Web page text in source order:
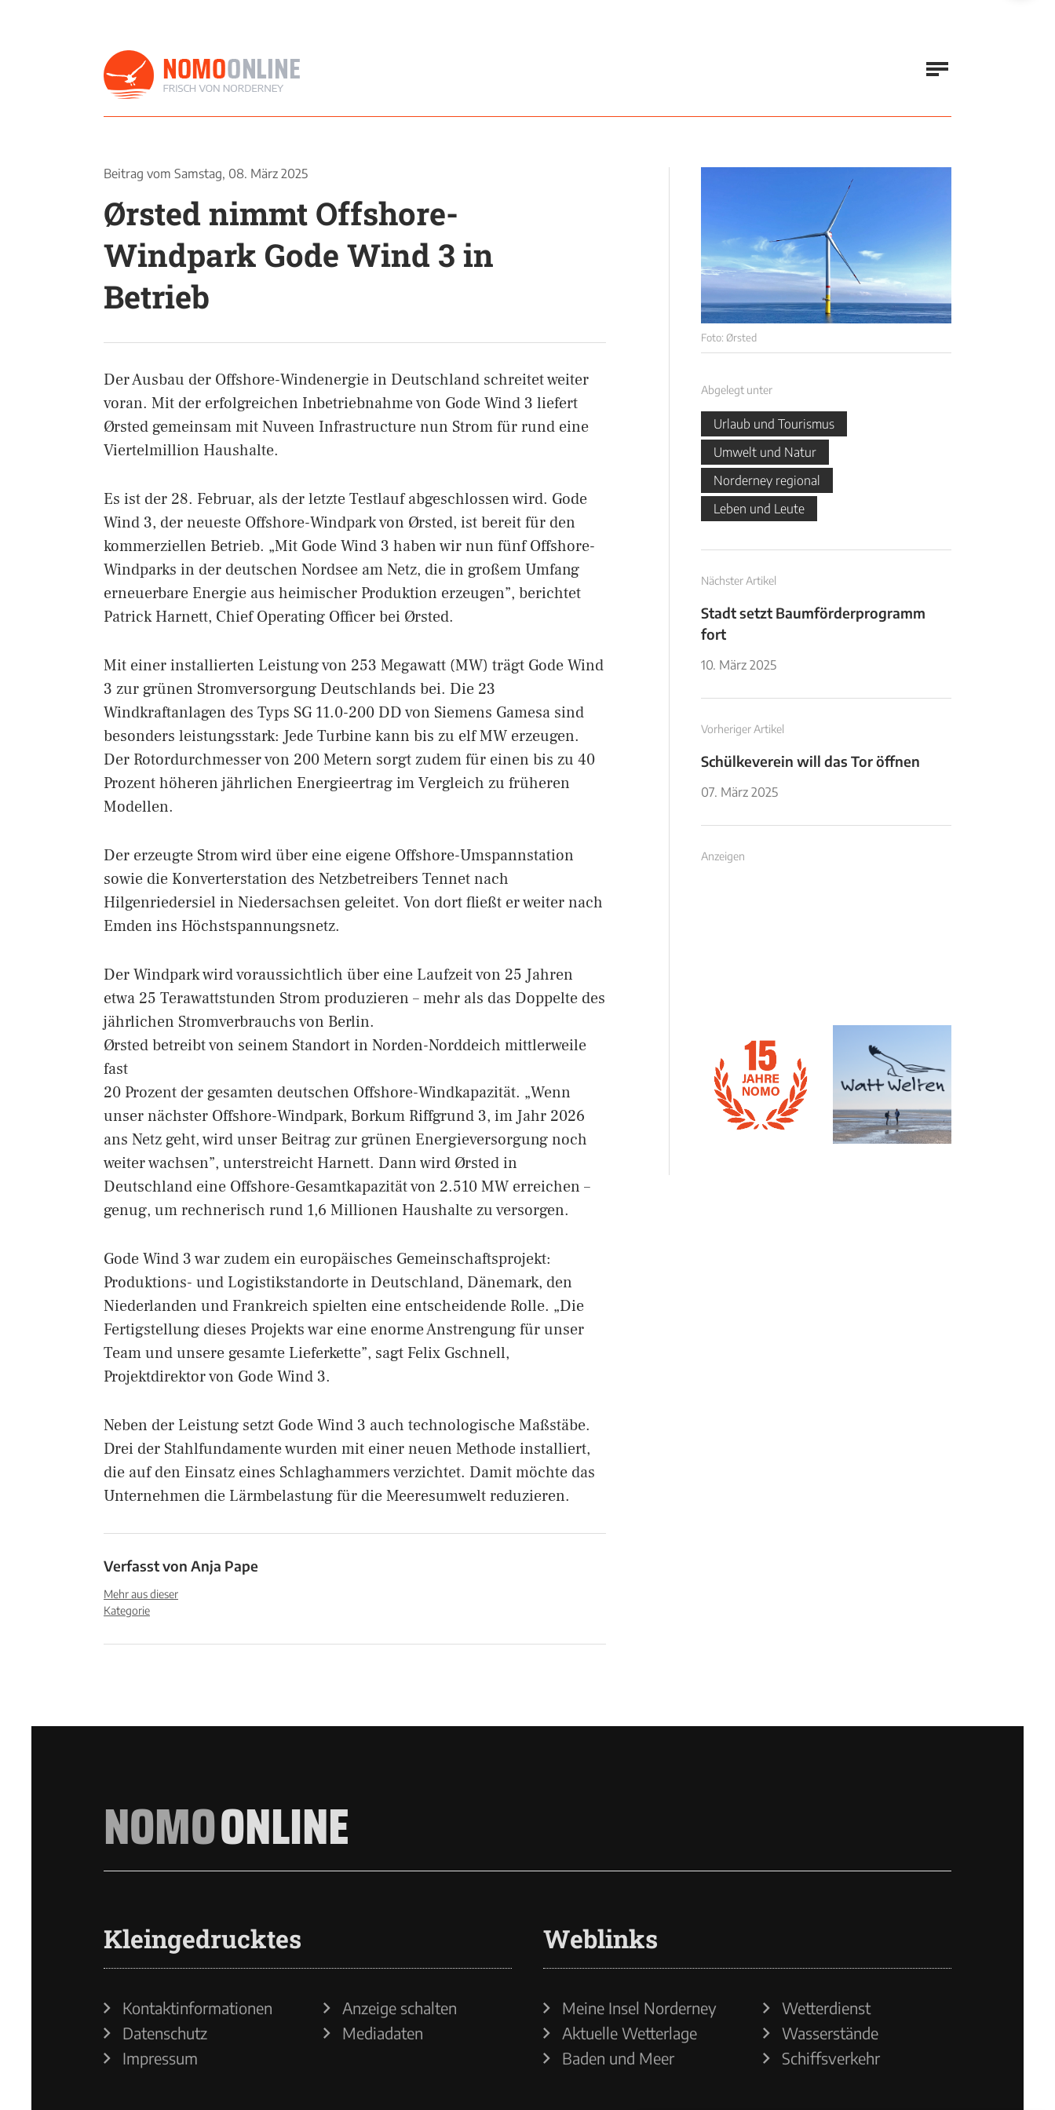
Foto: Ørsted
Beitrag vom Samstag, 08. März 2025
Ørsted nimmt Offshore-
Windpark Gode Wind 3 in
Betrieb
Der Ausbau der Offshore-Windenergie in Deutschland schreitet weiter
voran. Mit der erfolgreichen Inbetriebnahme von Gode Wind 3 liefert
Ørsted gemeinsam mit Nuveen Infrastructure nun Strom für rund eine
Viertelmillion Haushalte.
Es ist der 28. Februar, als der letzte Testlauf abgeschlossen wird. Gode
Wind 3, der neueste Offshore-Windpark von Ørsted, ist bereit für den
kommerziellen Betrieb. „Mit Gode Wind 3 haben wir nun fünf Offshore-
Windparks in der deutschen Nordsee am Netz, die in großem Umfang
erneuerbare Energie aus heimischer Produktion erzeugen”, berichtet
Patrick Harnett, Chief Operating Officer bei Ørsted.
Mit einer installierten Leistung von 253 Megawatt (MW) trägt Gode Wind
3 zur grünen Stromversorgung Deutschlands bei. Die 23
Windkraftanlagen des Typs SG 11.0-200 DD von Siemens Gamesa sind
besonders leistungsstark: Jede Turbine kann bis zu elf MW erzeugen.
Der Rotordurchmesser von 200 Metern sorgt zudem für einen bis zu 40
Prozent höheren jährlichen Energieertrag im Vergleich zu früheren
Modellen.
Der erzeugte Strom wird über eine eigene Offshore-Umspannstation
sowie die Konverterstation des Netzbetreibers Tennet nach
Hilgenriedersiel in Niedersachsen geleitet. Von dort fließt er weiter nach
Emden ins Höchstspannungsnetz.
Der Windpark wird voraussichtlich über eine Laufzeit von 25 Jahren
etwa 25 Terawattstunden Strom produzieren – mehr als das Doppelte des
jährlichen Stromverbrauchs von Berlin.
Ørsted betreibt von seinem Standort in Norden-Norddeich mittlerweile
fast
20 Prozent der gesamten deutschen Offshore-Windkapazität. „Wenn
unser nächster Offshore-Windpark, Borkum Riffgrund 3, im Jahr 2026
ans Netz geht, wird unser Beitrag zur grünen Energieversorgung noch
weiter wachsen”, unterstreicht Harnett. Dann wird Ørsted in
Deutschland eine Offshore-Gesamtkapazität von 2.510 MW erreichen –
genug, um rechnerisch rund 1,6 Millionen Haushalte zu versorgen.
Gode Wind 3 war zudem ein europäisches Gemeinschaftsprojekt:
Produktions- und Logistikstandorte in Deutschland, Dänemark, den
Niederlanden und Frankreich spielten eine entscheidende Rolle. „Die
Fertigstellung dieses Projekts war eine enorme Anstrengung für unser
Team und unsere gesamte Lieferkette”, sagt Felix Gschnell,
Projektdirektor von Gode Wind 3.
Neben der Leistung setzt Gode Wind 3 auch technologische Maßstäbe.
Drei der Stahlfundamente wurden mit einer neuen Methode installiert,
die auf den Einsatz eines Schlaghammers verzichtet. Damit möchte das
Unternehmen die Lärmbelastung für die Meeresumwelt reduzieren.
Verfasst von Anja Pape
Mehr aus dieser
Kategorie
Abgelegt unter
Urlaub und Tourismus
Umwelt und Natur
Norderney regional
Leben und Leute
Nächster Artikel
Stadt setzt Baumförderprogramm
fort
10. März 2025
Vorheriger Artikel
Schülkeverein will das Tor öffnen
07. März 2025
Anzeigen
NOMOONLINE
Kleingedrucktes
Kontaktinformationen
Datenschutz
Impressum
Anzeige schalten
Mediadaten
Weblinks
Meine Insel Norderney
Aktuelle Wetterlage
Baden und Meer
Wetterdienst
Wasserstände
Schiffsverkehr